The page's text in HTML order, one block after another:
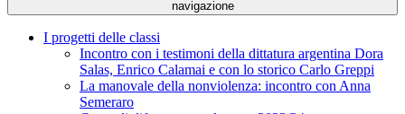
navigazione
I progetti delle classi
Incontro con i testimoni della dittatura argentina Dora
Salas, Enrico Calamai e con lo storico Carlo Greppi
La manovale della nonviolenza: incontro con Anna
Semeraro